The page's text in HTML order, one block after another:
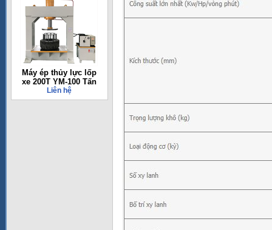
Máy ép thủy lực lốp
xe 200T YM-100 Tấn
Liên hệ